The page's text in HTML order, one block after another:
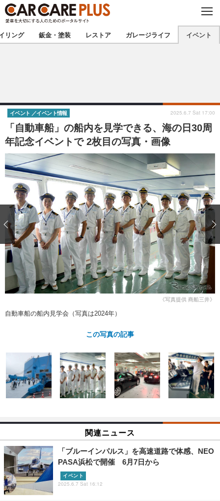
C
O
S
E
★カーケアプラス認定★ 厳選プロショップを地域から探す
甲信越 北陸
東海 関西
中国 四国
九州 沖縄
注目の記事
ショップレポート 愛車 File
自動車豆知識 ストップ！不具合修理＆粗悪修理
鈑金・塗装
ディテイリング
ディテイリング 洗車
ヘッドライト磨き コーティング
フィルム・ラッピング
鈑金・塗装
小キズ直し 防錆
特集記事
ストップ 不具合修理＆粗悪修理
カーメーカー「旧車」関連プロジェ
クト
コラム
ショップ紹介
リング 鈑金・塗装 レストア ガレージライフ イベント
「自動車船」の船内を見学できる、海の日30周
年記念イベントで 2枚目の写真・画像
イベント イベント情報 2025.6.7 Sat 17:00
《写真提供 商船三井》
自動車船の船内見学会（写真は2024年）
この写真の記事
関連ニュース
「ブルーインパルス」を高速道路で体感、NEO
PASA浜松で開催 6月7日から
イベント
2025.6.7 Sat 16:12